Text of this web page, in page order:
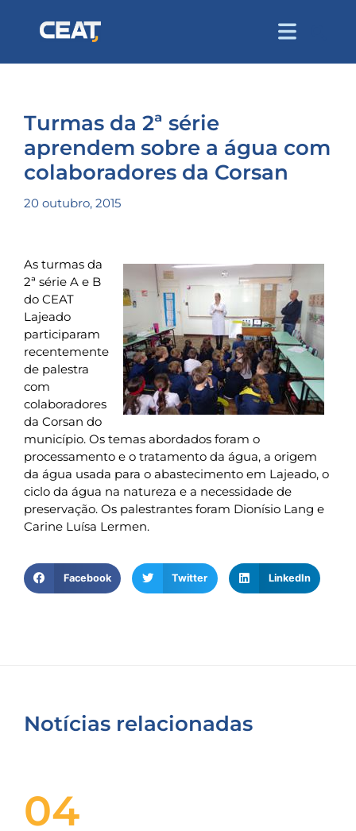
Turmas da 2ª série
aprendem sobre a água com
colaboradores da Corsan
20 outubro, 2015
As turmas da
2ª série A e B
do CEAT
Lajeado
participaram
recentemente
de palestra
com
colaboradores
da Corsan do
município. Os temas abordados foram o
processamento e o tratamento da água, a origem
da água usada para o abastecimento em Lajeado, o
ciclo da água na natureza e a necessidade de
preservação. Os palestrantes foram Dionísio Lang e
Carine Luísa Lermen.
Facebook Twitter LinkedIn
Notícias relacionadas
04